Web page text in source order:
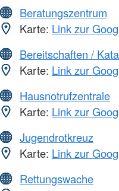
Beratungszentrum
Karte: Link zur
Bereitschaften /
Karte: Link zur
Hausnotrufzentrale
Karte: Link zur
Jugendrotkreuz
Karte: Link zur
Rettungswache